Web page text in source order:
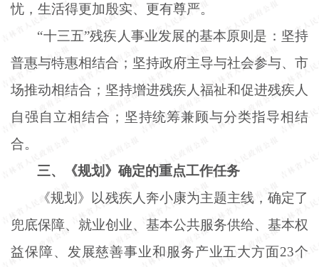
忧，生活得更加殷实、更有尊严。
“十三五”残疾人事业发展的基本原则是：坚持
普惠与特惠相结合；坚持政府主导与社会参与、市
场推动相结合；坚持增进残疾人福祉和促进残疾人
自强自立相结合；坚持统筹兼顾与分类指导相结
合。
三、《规划》确定的重点工作任务
《规划》以残疾人奔小康为主题主线，确定了
兜底保障、就业创业、基本公共服务供给、基本权
益保障、发展慈善事业和服务产业五大方面23个